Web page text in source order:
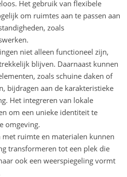
Het gebruik van flexibele
om ruimtes aan te passen aan
zoals
niet alleen functioneel zijn,
blijven. Daarnaast kunnen
zoals schuine daken of
bijdragen aan de karakteristieke
Het integreren van lokale
om een unieke identiteit te
omgeving.
met ruimte en materialen kunnen
transformeren tot een plek die
ook een weerspiegeling vormt